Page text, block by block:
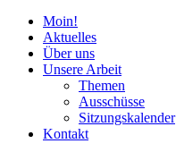
Moin!
Aktuelles
Über uns
Unsere Arbeit
Themen
Ausschüsse
Sitzungskalender
Kontakt